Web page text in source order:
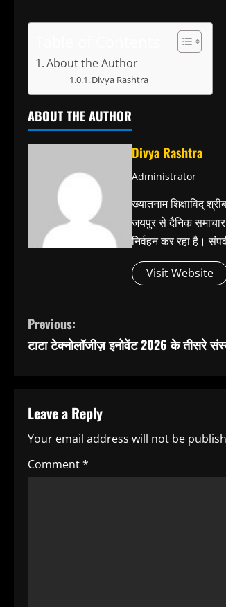
About the Author
Divya Rashtra
ABOUT THE AUTHOR
Divya Rashtra
Administrator
ख्यातनाम शिक्षाविद्
जयपुर से दैनिक समाचार
निर्वहन कर रहा है।
Visit Website
C
o
t
i
n
Previous:
टाटा टेक्नोलॉजीज़ इनोवेंट 2026 के तीसरे
Leave a Reply
Your email address will not be
Comment*